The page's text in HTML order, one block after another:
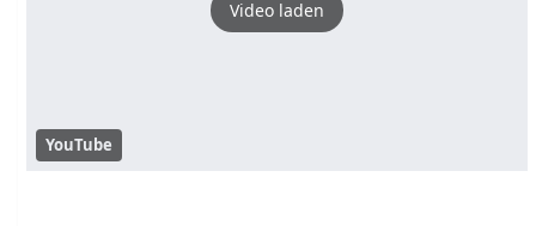
Video laden
YouTube